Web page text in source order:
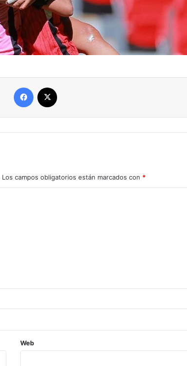
Facebook
Los campos obligatorios están marcados con *
Web